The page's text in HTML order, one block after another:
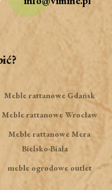
Meble rattanowe Gdańsk
Meble rattanowe Wrocław
Meble rattanowe Mera
Bielsko-Biała
meble ogrodowe outlet